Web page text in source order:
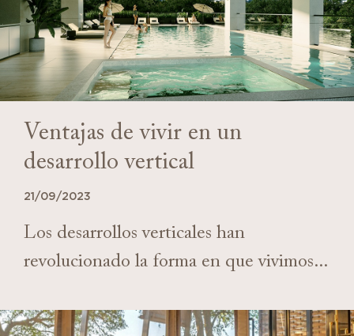
Ventajas de vivir en un
desarrollo vertical
21/09/2023
Los desarrollos verticales han
revolucionado la forma en que vivimos...